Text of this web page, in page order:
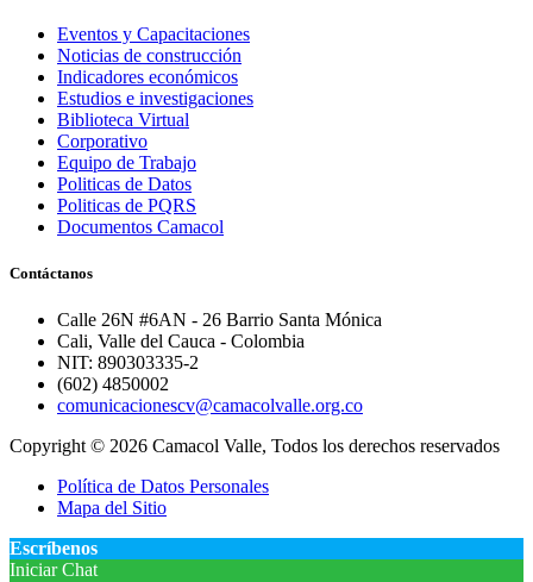
Eventos y Capacitaciones
Noticias de construcción
Indicadores económicos
Estudios e investigaciones
Biblioteca Virtual
Corporativo
Equipo de Trabajo
Politicas de Datos
Politicas de PQRS
Documentos Camacol
Contáctanos
Calle 26N #6AN - 26 Barrio Santa Mónica
Cali, Valle del Cauca - Colombia
NIT: 890303335-2
(602) 4850002
comunicacionescv@camacolvalle.org.co
Copyright © 2026 Camacol Valle, Todos los derechos reservados
Política de Datos Personales
Mapa del Sitio
Escríbenos
Iniciar Chat